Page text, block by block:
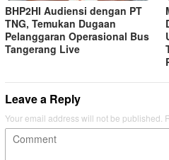
BHP2HI Audiensi dengan PT
TNG, Temukan Dugaan
Pelanggaran Operasional Bus
Tangerang Live
Leave a Reply
Your email address will not be published.